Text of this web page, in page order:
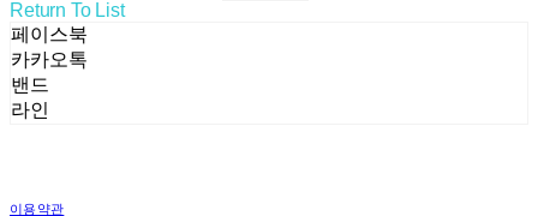
Return To List
페이스북
카카오톡
밴드
라인
이용약관